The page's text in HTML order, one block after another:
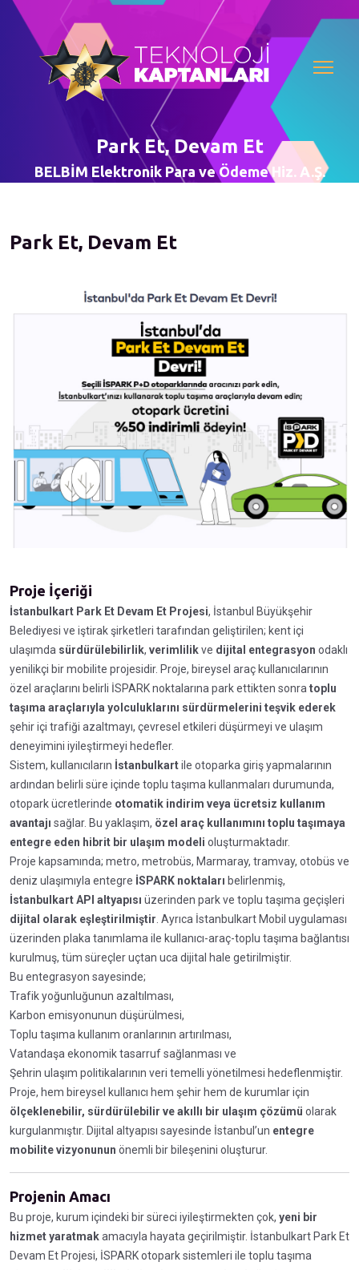
Park Et, Devam Et
BELBİM Elektronik Para ve Ödeme Hiz. A.Ş.
Park Et, Devam Et
Proje İçeriği
İstanbulkart Park Et Devam Et Projesi, İstanbul Büyükşehir
Belediyesi ve iştirak şirketleri tarafından geliştirilen; kent içi
ulaşımda sürdürülebilirlik, verimlilikve dijital entegrasyon odaklı
yenilikçi bir mobilite projesidir. Proje, bireysel araç kullanıcılarının
özel araçlarını belirli İSPARK noktalarına park ettikten sonratoplu
taşıma araçlarıyla yolculuklarını sürdürmelerini teşvik ederek
şehir içi trafiği azaltmayı, çevresel etkileri düşürmeyi ve ulaşım
deneyimini iyileştirmeyi hedefler.
Sistem, kullanıcıların İstanbulkartile otoparka giriş yapmalarının
ardından belirli süre içinde toplu taşıma kullanmaları durumunda,
otopark ücretlerinde otomatik indirim veya ücretsiz kullanım
avantajı sağlar. Bu yaklaşım, özel araç kullanımını toplu taşımaya
entegre eden hibrit bir ulaşım modeli oluşturmaktadır.
Proje kapsamında; metro, metrobüs, Marmaray, tramvay, otobüs ve
deniz ulaşımıyla entegre İSPARK noktaları belirlenmiş,
İstanbulkart API altyapısı üzerinden park ve toplu taşıma geçişleri
dijital olarak eşleştirilmiştir. Ayrıca İstanbulkart Mobil uygulaması
üzerinden plaka tanımlama ile kullanıcı-araç-toplu taşıma bağlantısı
kurulmuş, tüm süreçler uçtan uca dijital hale getirilmiştir.
Bu entegrasyon sayesinde;
Trafik yoğunluğunun azaltılması,
Karbon emisyonunun düşürülmesi,
Toplu taşıma kullanım oranlarının artırılması,
Vatandaşa ekonomik tasarruf sağlanması ve
Şehrin ulaşım politikalarının veri temelli yönetilmesi hedeflenmiştir.
Proje, hem bireysel kullanıcı hem şehir hem de kurumlar için
ölçeklenebilir, sürdürülebilir ve akıllı bir ulaşım çözümü olarak
kurgulanmıştır. Dijital altyapısı sayesinde İstanbul’un entegre
mobilite vizyonunun önemli bir bileşenini oluşturur.
Projenin Amacı
Bu proje, kurum içindeki bir süreci iyileştirmekten çok, yeni bir
hizmet yaratmakamacıyla hayata geçirilmiştir. İstanbulkart Park Et
Devam Et Projesi, İSPARK otopark sistemleri ile toplu taşıma